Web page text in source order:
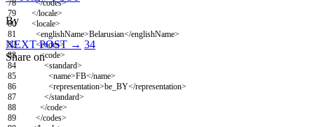
78
79
80
81
82
83
84
85
86
87
88
89
</codes>
</locale>
<locale>
<englishName>Belarusian</englishName>
<codes>
<code>
<standard>
<name>FB</name>
<representation>be_BY</representation>
</standard>
</code>
</codes>
By
NEXT POST → 34
Share on